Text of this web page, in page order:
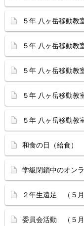
５年 八ヶ岳移動教
５年 八ヶ岳移動
５年 八ヶ岳移動教
５年 八ヶ岳移動教
５年 八ヶ岳移動教
和食の日（給食）
学級閉鎖中のオン
２年生遠足 （５月
委員会活動 （５月